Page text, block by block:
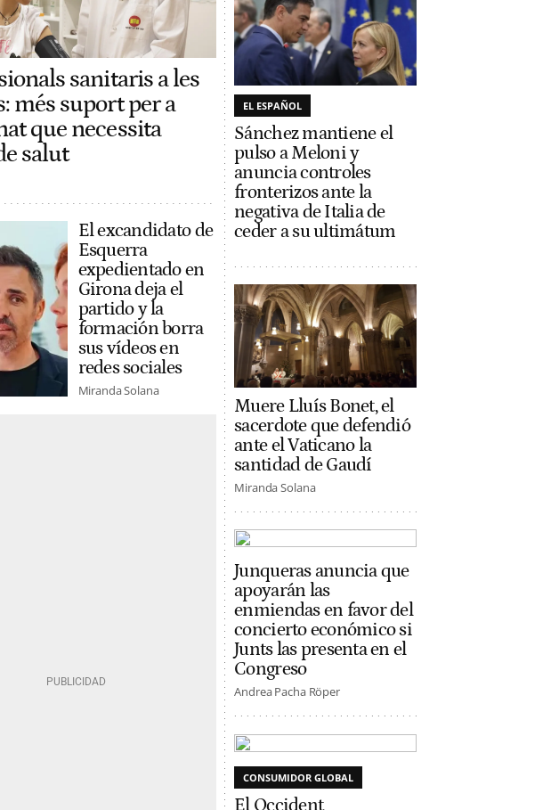
sanitaris a les
més suport per a
que necessita
salut
El excandidato de
Esquerra
expedientado en
Girona deja el
partido y la
formación borra
sus vídeos en
redes sociales
Miranda Solana
EL ESPAÑOL
Sánchez mantiene el
pulso a Meloni y
anuncia controles
fronterizos ante la
negativa de Italia de
ceder a su ultimátum
Muere Lluís Bonet, el
sacerdote que defendió
ante el Vaticano la
santidad de Gaudí
Miranda Solana
Junqueras anuncia que
apoyarán las
enmiendas en favor del
concierto económico si
Junts las presenta en el
Congreso
Andrea Pacha Röper
CONSUMIDOR GLOBAL
El Occident